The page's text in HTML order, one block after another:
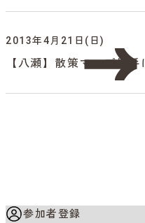
2013年4月21日(日)
【八瀬】散策マップ片
参加者登録